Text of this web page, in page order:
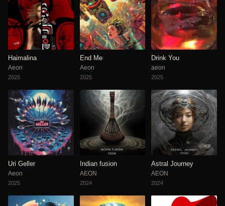
Haimalina
Aeon
2025
End Me
Aeon
2025
Drink You
aeon
2025
Uri Geller
Aeon
2025
Indian fusion
AEON
2024
Astral Journey
AEON
2024